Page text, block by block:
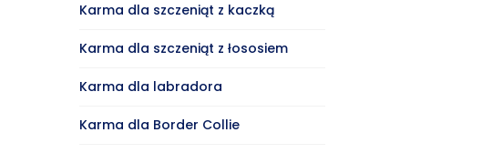
Karma dla szczeniąt z kaczką
Karma dla szczeniąt z łososiem
Karma dla labradora
Karma dla Border Collie